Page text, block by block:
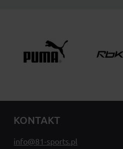
KONTAKT
info@81-sports.pl